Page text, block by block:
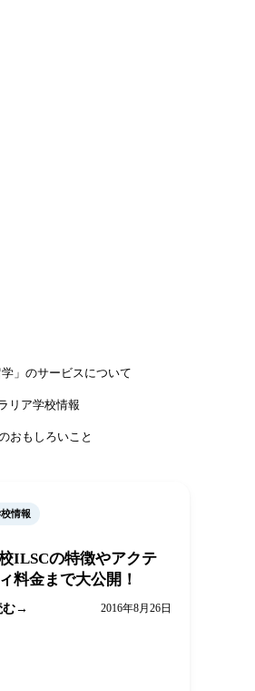
学」のサービスについて
リア学校情報
おもしろいこと
情報
ILSCの特徴やアクテ
料金まで大公開！
む 2016年8月26日